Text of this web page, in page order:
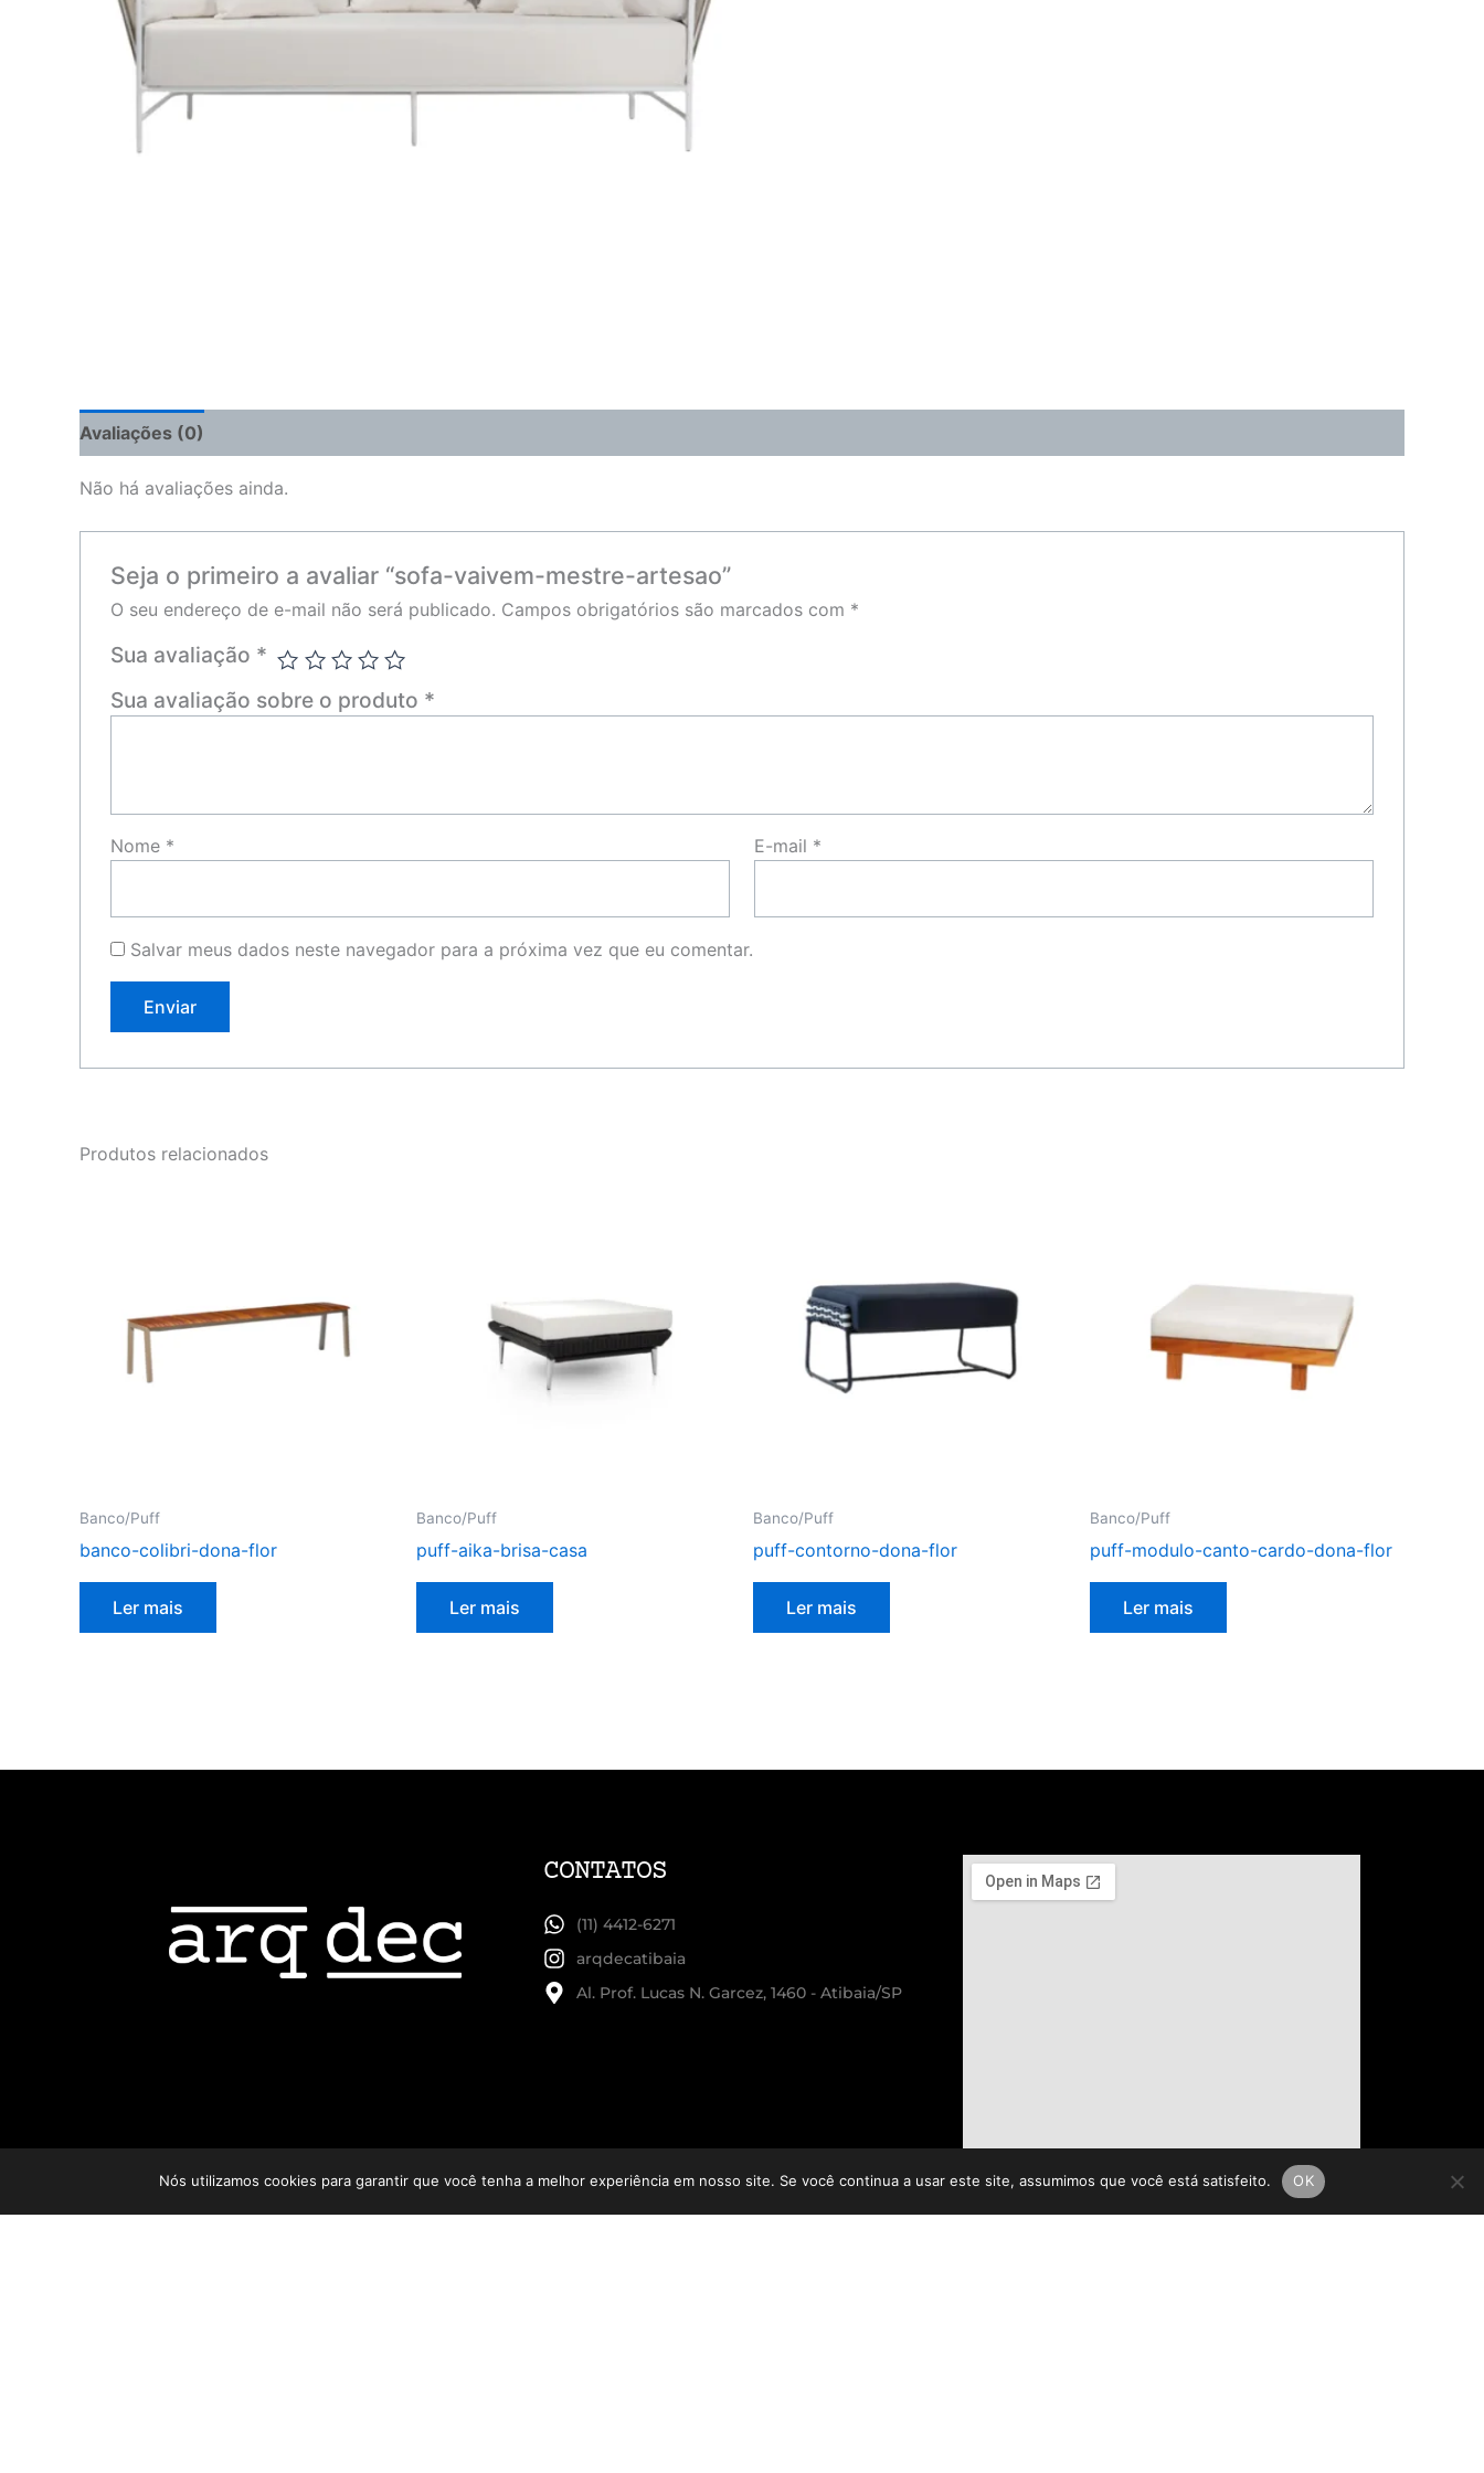
Avaliações (0)
Não há avaliações ainda.
Seja o primeiro a avaliar “sofa-vaivem-mestre-artesao”
O seu endereço de e-mail não será publicado. Campos obrigatórios são marcados com *
Sua avaliação *
Sua avaliação sobre o produto *
Nome * E-mail *
Salvar meus dados neste navegador para a próxima vez que eu comentar.
Produtos relacionados
Banco/Puff
banco-colibri-dona-flor
Ler mais
Banco/Puff
puff-aika-brisa-casa
Ler mais
Banco/Puff
puff-contorno-dona-flor
Ler mais
Banco/Puff
puff-modulo-canto-cardo-dona-flor
Ler mais
CONTATOS
(11) 4412-6271
arqdecatibaia
Al. Prof. Lucas N. Garcez, 1460 - Atibaia/SP
Nós utilizamos cookies para garantir que você tenha a melhor experiência em nosso site. Se você continua a usar este site, assumimos que você está satisfeito. OK